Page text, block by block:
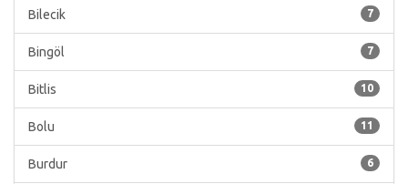
7
Bilecik
7
Bingöl
10
Bitlis
11
Bolu
6
Burdur